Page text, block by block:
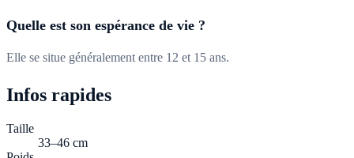
Quelle est son espérance de vie ?
Elle se situe généralement entre 12 et 15 ans.
Infos rapides
Taille
33–46 cm